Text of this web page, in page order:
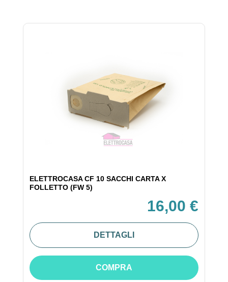
ELETTROCASA CF 10 SACCHI CARTA X
FOLLETTO (FW 5)
16,00 €
DETTAGLI
COMPRA